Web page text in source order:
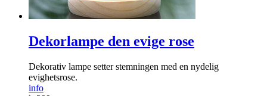
Dekorlampe den evige rose
Dekorativ lampe setter stemningen med en nydelig
evighetsrose.
info